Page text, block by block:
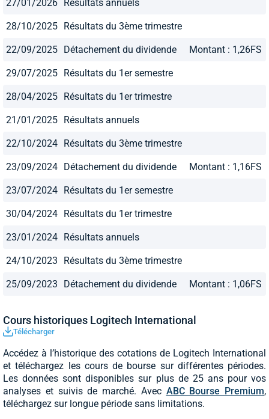
27/01/2026 Résultats annuels
28/10/2025 Résultats du 3ème trimestre
22/09/2025 Détachement du dividende Montant : 1,26FS
29/07/2025 Résultats du 1er semestre
28/04/2025 Résultats du 1er trimestre
21/01/2025 Résultats annuels
22/10/2024 Résultats du 3ème trimestre
23/09/2024 Détachement du dividende Montant : 1,16FS
23/07/2024 Résultats du 1er semestre
30/04/2024 Résultats du 1er trimestre
23/01/2024 Résultats annuels
24/10/2023 Résultats du 3ème trimestre
25/09/2023 Détachement du dividende Montant : 1,06FS
Cours historiques Logitech International
Télécharger
Accédez à l’historique des cotations de Logitech International
et téléchargez les cours de bourse sur différentes périodes.
Les données sont disponibles sur plus de 25 ans pour vos
analyses et suivis de marché. Avec ABC Bourse Premium,
téléchargez sur longue période sans limitations.